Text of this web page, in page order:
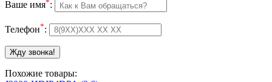
Ваше имя :
Телефон*:
Похожие товары: